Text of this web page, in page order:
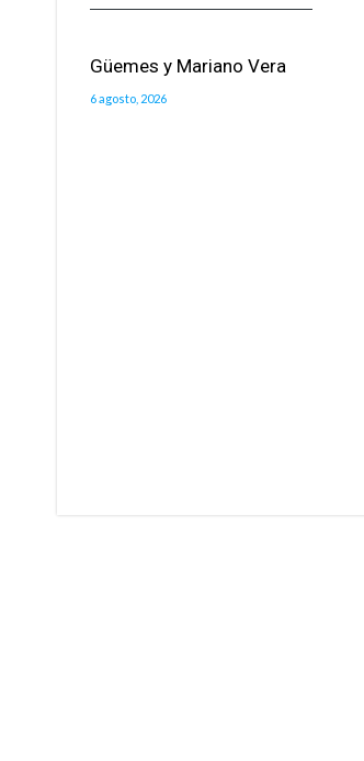
Güemes y Mariano Vera
6 agosto, 2026